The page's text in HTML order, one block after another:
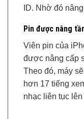
ID. Nhờ đó
Pin được nâng
Viên pin của
được nâng cấp
Theo đó, máy
hơn 17 tiếng
nhạc liên tục